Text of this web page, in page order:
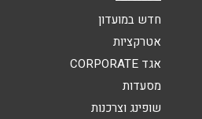
אנא חזרו אלי בקשר ל...
הודעה
חדש במועדון
אטרקציות
אגד CORPORATE
מסעדות
שופינג וצרכנות